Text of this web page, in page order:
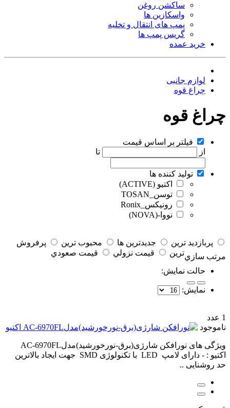
ساکشن روغن
واسکازین ها
پمپ های انتقال و تخلیه
گریس پمپ ها
خرید عمده
لوازم جانبی
چراغ قوه
چراغ قوه
فیلتر بر اساس قیمت
از
تا
تولید کننده ها
اکتیو (ACTIVE)
توسن_TOSAN
رونیکس_Ronix
نووا-(NOVA)
پربازديد ترين جديدترين ها محبوب ترين
پرفروش
ترين
قيمت نزولي قيمت صعودي
مرتب سازي
حالت نمايش:
نمايش:
1 عدد
ناموجود
ویژگی های نورافکن شارژی(برق-نورخورشید)مدلAC-6970FL
اکتیو : - دارای لامپ LED با تکنولوژی SMD جهت ایجاد بالاترین
حد روشنایی ..